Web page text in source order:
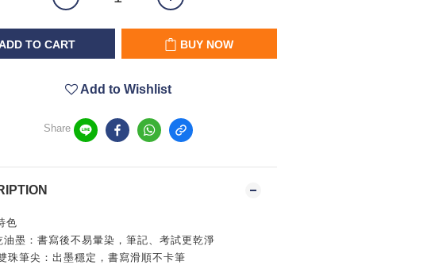
TO CART BUY NOW
Add to Wishlist
Share
色
油墨：書寫後不易暈染，筆記、考試更乾淨
珠筆尖：出墨穩定，書寫滑順不卡筆